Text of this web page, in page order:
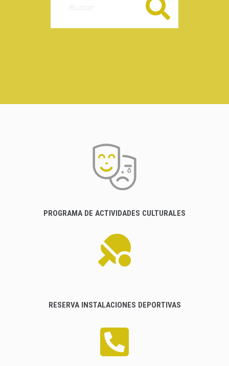
Buscar
PROGRAMA DE ACTIVIDADES CULTURALES
RESERVA INSTALACIONES DEPORTIVAS